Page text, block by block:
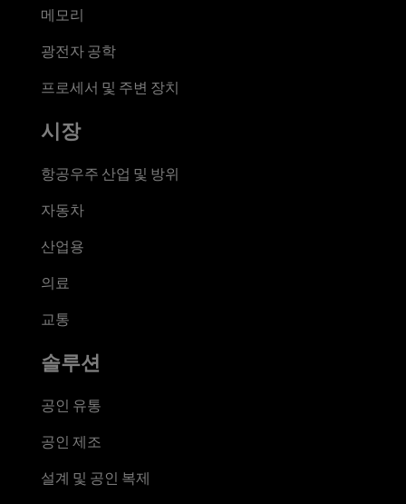
메모리
광전자 공학
프로세서 및 주변 장치
시장
항공우주 산업 및 방위
자동차
산업용
의료
교통
솔루션
공인 유통
공인 제조
설계 및 공인 복제